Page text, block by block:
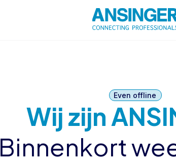
Even offline
Wij zijn
Binnenkort